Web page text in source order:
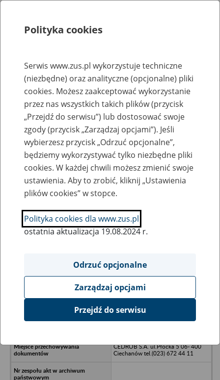
Rejestry, ewidencje i archiwa
Baza zlikwidowanych lub
przekształconych zakładów pracy
Nazwa zakładu pracy:
SZUKAJ
Ukryj wszystkie pozycje bazy
Ciechanowskie Zakłady Drobiarskie
CEDROB S.A. ul.Płocka 5 06- 400
Ciechanów tel.(023) 672 44 11
Polityka cookies
Serwis www.zus.pl wykorzystuje techniczne
(niezbędne) oraz analityczne (opcjonalne) pliki
cookies. Możesz zaakceptować wykorzystanie
przez nas wszystkich takich plików (przycisk
„Przejdź do serwisu”) lub dostosować swoje
zgody (przycisk „Zarządzaj opcjami”). Jeśli
wybierzesz przycisk „Odrzuć opcjonalne”,
będziemy wykorzystywać tylko niezbędne pliki
cookies. W każdej chwili możesz zmienić swoje
ustawienia. Aby to zrobić, kliknij „Ustawienia
plików cookies” w stopce.
Polityka cookies dla www.zus.pl
ostatnia aktualizacja 19.08.2024 r.
Odrzuć opcjonalne
Zarządzaj opcjami
Przejdź do serwisu